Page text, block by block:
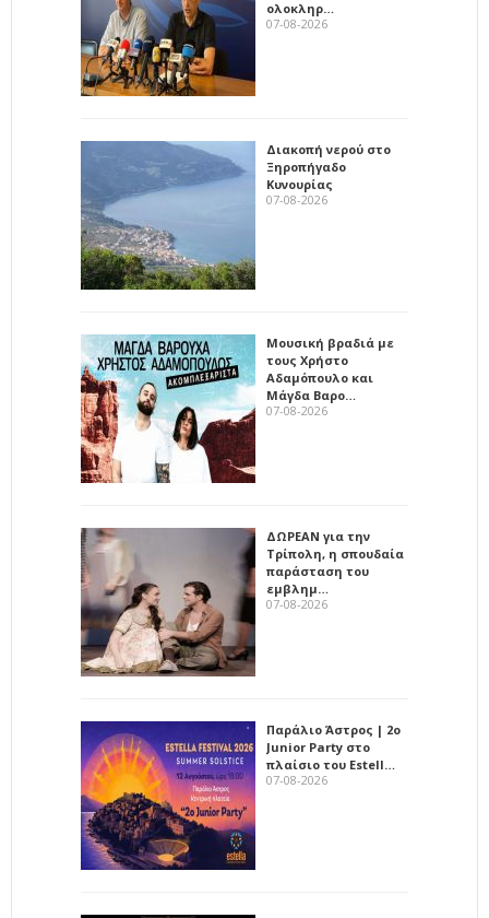
ολοκληρ…
07-08-2026
Διακοπή νερού στο
Ξηροπήγαδο
Κυνουρίας
07-08-2026
Μουσική βραδιά με
τους Χρήστο
Αδαμόπουλο και
Μάγδα Βαρο…
07-08-2026
ΔΩΡΕΑΝ για την
Τρίπολη, η σπουδαία
παράσταση του
εμβλημ…
07-08-2026
Παράλιο Άστρος | 2ο
Junior Party στο
πλαίσιο του Estell…
07-08-2026